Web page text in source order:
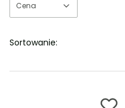
Cena
Sortowanie: